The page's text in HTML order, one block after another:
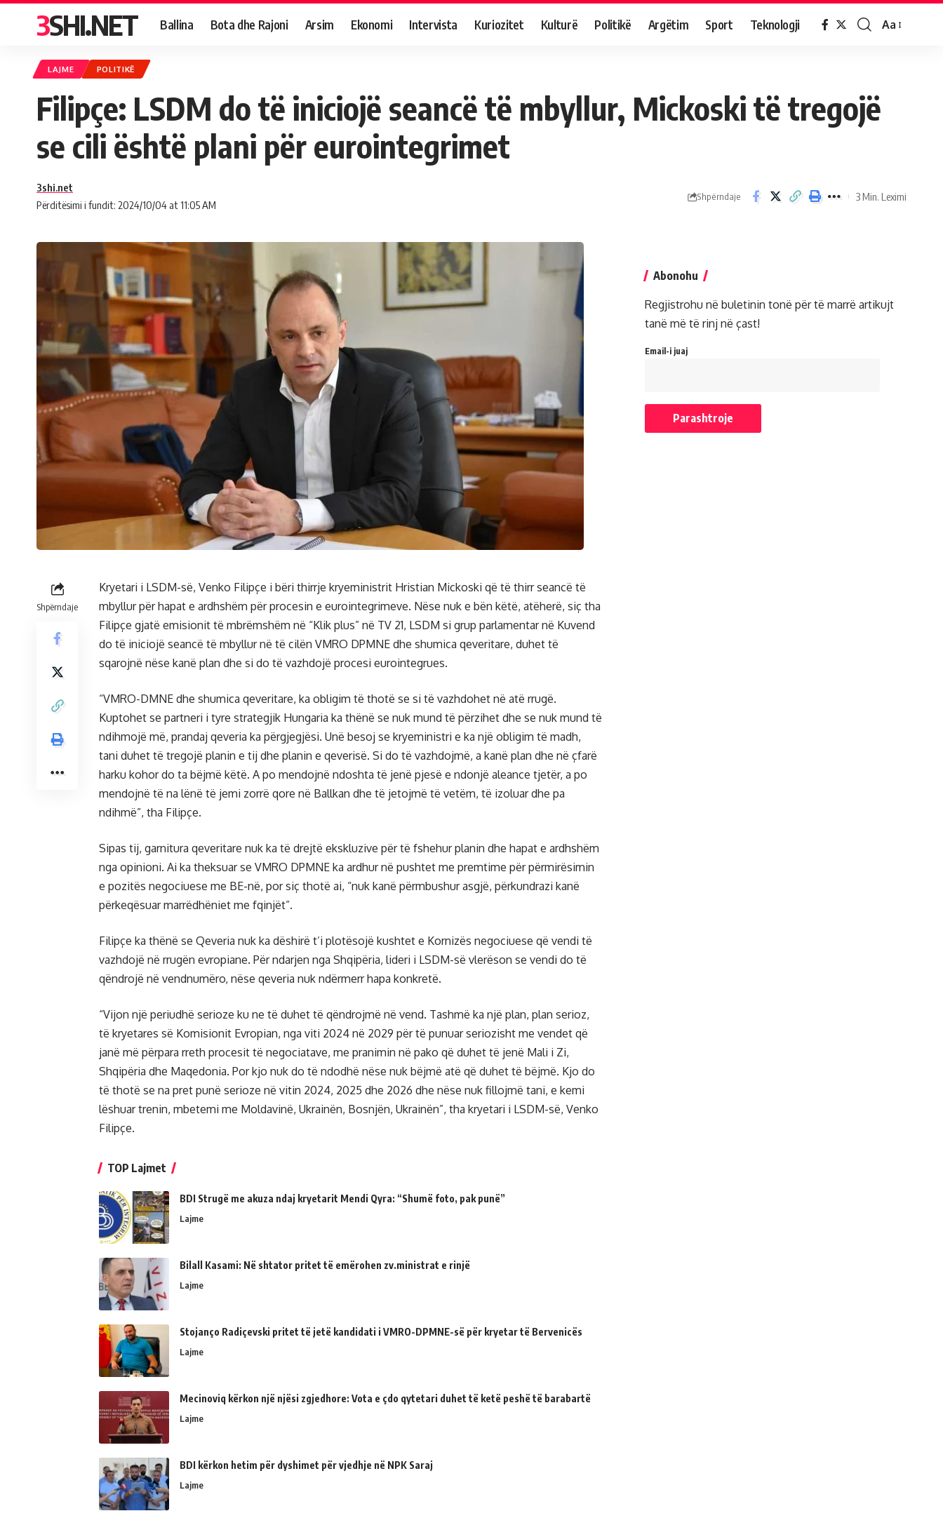
3SHI.NET Ballina Bota dhe Rajoni Arsim Ekonomi Intervista Kuriozitet Kulturë Politikë Argëtim Sport Teknologji Aa
LAJME POLITIKË
Filipçe: LSDM do të iniciojë seancë të mbyllur, Mickoski të tregojë
se cili është plani për eurointegrimet
Përditësimi i fundit: 2024/10/04 at 11:05 AM
3shi.net
Shpërndaje 3 Min. Leximi
Shpërndaje
Kryetari i LSDM-së, Venko Filipçe i bëri thirrje kryeministrit Hristian Mickoski që të thirr seancë të
mbyllur për hapat e ardhshëm për procesin e eurointegrimeve. Nëse nuk e bën këtë, atëherë, siç tha
Filipçe gjatë emisionit të mbrëmshëm në “Klik plus” në TV 21, LSDM si grup parlamentar në Kuvend
do të iniciojë seancë të mbyllur në të cilën VMRO DPMNE dhe shumica qeveritare, duhet të
sqarojnë nëse kanë plan dhe si do të vazhdojë procesi eurointegrues.
“VMRO-DMNE dhe shumica qeveritare, ka obligim të thotë se si të vazhdohet në atë rrugë.
Kuptohet se partneri i tyre strategjik Hungaria ka thënë se nuk mund të përzihet dhe se nuk mund të
ndihmojë më, prandaj qeveria ka përgjegjësi. Unë besoj se kryeministri e ka një obligim të madh,
tani duhet të tregojë planin e tij dhe planin e qeverisë. Si do të vazhdojmë, a kanë plan dhe në çfarë
harku kohor do ta bëjmë këtë. A po mendojnë ndoshta të jenë pjesë e ndonjë aleance tjetër, a po
mendojnë të na lënë të jemi zorrë qore në Ballkan dhe të jetojmë të vetëm, të izoluar dhe pa
ndihmë”, tha Filipçe.
Sipas tij, garnitura qeveritare nuk ka të drejtë ekskluzive për të fshehur planin dhe hapat e ardhshëm
nga opinioni. Ai ka theksuar se VMRO DPMNE ka ardhur në pushtet me premtime për përmirësimin
e pozitës negociuese me BE-në, por siç thotë ai, “nuk kanë përmbushur asgjë, përkundrazi kanë
përkeqësuar marrëdhëniet me fqinjët”.
Filipçe ka thënë se Qeveria nuk ka dëshirë t’i plotësojë kushtet e Kornizës negociuese që vendi të
vazhdojë në rrugën evropiane. Për ndarjen nga Shqipëria, lideri i LSDM-së vlerëson se vendi do të
qëndrojë në vendnumëro, nëse qeveria nuk ndërmerr hapa konkretë.
“Vijon një periudhë serioze ku ne të duhet të qëndrojmë në vend. Tashmë ka një plan, plan serioz,
të kryetares së Komisionit Evropian, nga viti 2024 në 2029 për të punuar seriozisht me vendet që
janë më përpara rreth procesit të negociatave, me pranimin në pako që duhet të jenë Mali i Zi,
Shqipëria dhe Maqedonia. Por kjo nuk do të ndodhë nëse nuk bëjmë atë që duhet të bëjmë. Kjo do
të thotë se na pret punë serioze në vitin 2024, 2025 dhe 2026 dhe nëse nuk fillojmë tani, e kemi
lëshuar trenin, mbetemi me Moldavinë, Ukrainën, Bosnjën, Ukrainën”, tha kryetari i LSDM-së, Venko
Filipçe.
TOP Lajmet
BDI Strugë me akuza ndaj kryetarit Mendi Qyra: “Shumë foto, pak punë”
Lajme
Bilall Kasami: Në shtator pritet të emërohen zv.ministrat e rinjë
Lajme
Stojanço Radiçevski pritet të jetë kandidati i VMRO-DPMNE-së për kryetar të Bervenicës
Lajme
Mecinoviq kërkon një njësi zgjedhore: Vota e çdo qytetari duhet të ketë peshë të barabartë
Lajme
BDI kërkon hetim për dyshimet për vjedhje në NPK Saraj
Lajme
Abonohu
Regjistrohu në buletinin tonë për të marrë artikujt
tanë më të rinj në çast!
Email-i juaj